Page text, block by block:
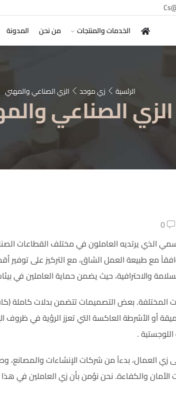
الخدمات والمنتجات
من نحن المدونة
الرئسية زي موحد الزي الصناعي والمهنيالزي الصناعي
0
الذي يرتديه العاملون في مختلف القطاعات
مع طبيعة العمل الشاق، مع التركيز على توفير
والاحترافية، حيث يضمن حماية العاملين في
المختلفة. بعض التصميمات تتضمن بدلات كاملة
أو الأشرطة العاكسة التي تعزز الرؤية في
.
العمال، بدءاً من شركات الإنشاءات والمصانع،
الأمان والكفاءة. نحن نؤمن بأن زي العاملين